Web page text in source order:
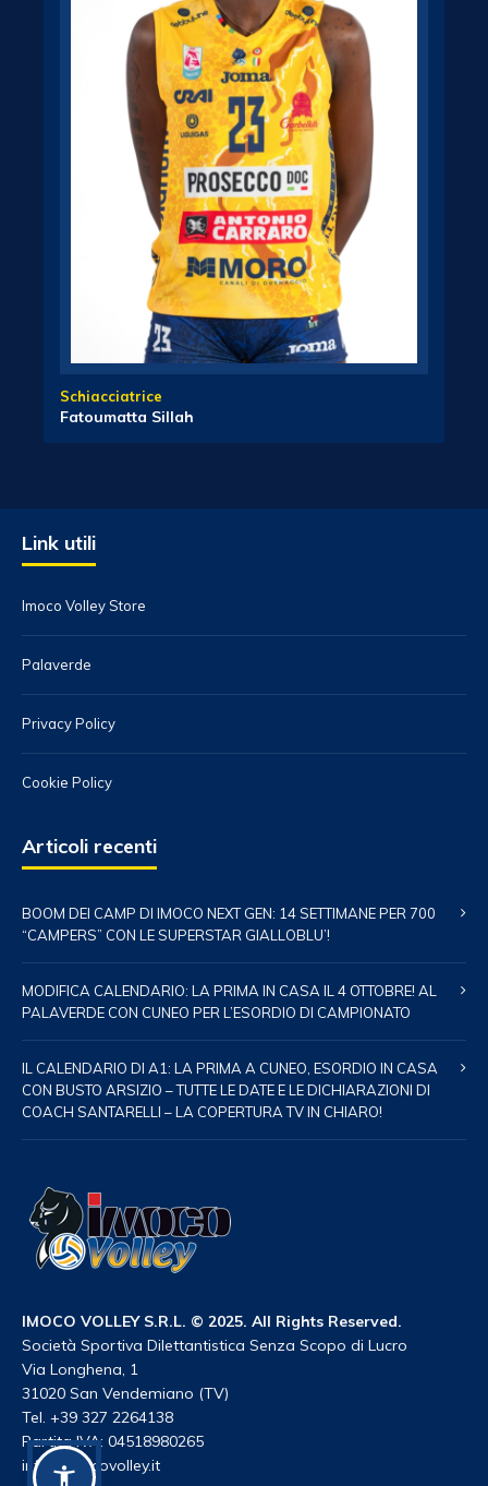
Schiacciatrice
Fatoumatta Sillah
Link utili
Imoco Volley Store
Palaverde
Privacy Policy
Cookie Policy
Articoli recenti
BOOM DEI CAMP DI IMOCO NEXT GEN: 14 SETTIMANE PER 700
“CAMPERS” CON LE SUPERSTAR GIALLOBLU’!
MODIFICA CALENDARIO: LA PRIMA IN CASA IL 4 OTTOBRE! AL
PALAVERDE CON CUNEO PER L’ESORDIO DI CAMPIONATO
IL CALENDARIO DI A1: LA PRIMA A CUNEO, ESORDIO IN CASA
CON BUSTO ARSIZIO – TUTTE LE DATE E LE DICHIARAZIONI DI
COACH SANTARELLI – LA COPERTURA TV IN CHIARO!
IMOCO VOLLEY S.R.L. © 2025. All Rights Reserved.
Società Sportiva Dilettantistica Senza Scopo di Lucro
Via Longhena, 1
31020 San Vendemiano (TV)
Tel. +39 327 2264138
Partita IVA: 04518980265
info@imocovolley.it